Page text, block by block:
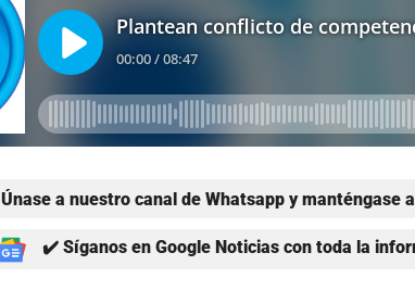
Únase a nuestro canal de Whatsapp y manténgase
✔️ Síganos en Google Noticias con toda la